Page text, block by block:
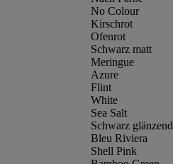
No Colour
Kirschrot
Ofenrot
Schwarz matt
Meringue
Azure
Flint
White
Sea Salt
Schwarz glänzend
Bleu Riviera
Shell Pink